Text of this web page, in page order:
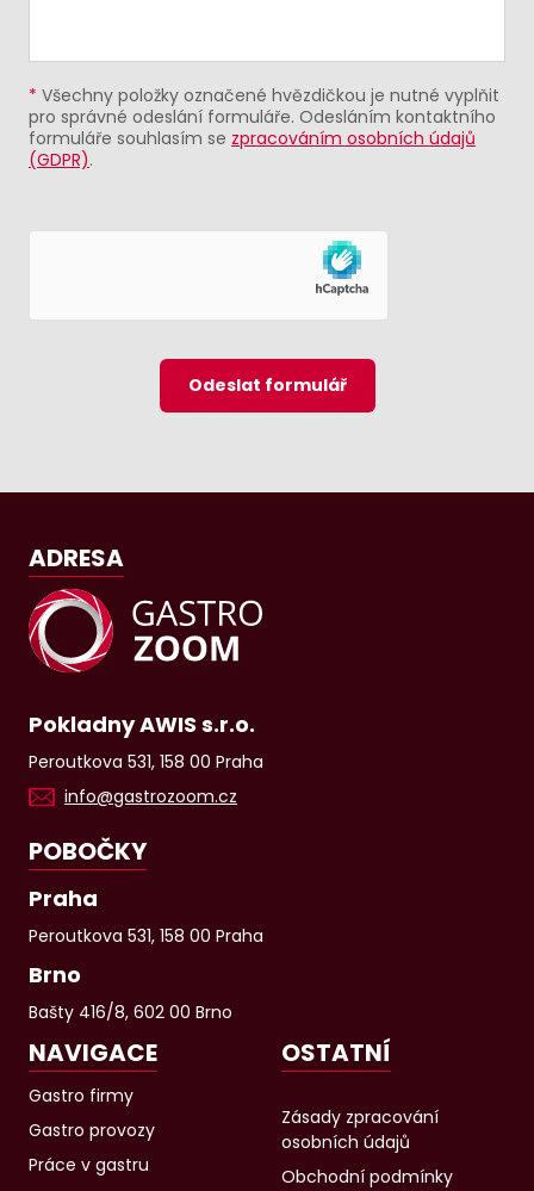
* Všechny položky označené hvězdičkou je nutné vyplňit
pro správné odeslání formuláře. Odesláním kontaktního
formuláře souhlasím se zpracováním osobních údajů
(GDPR).
Odeslat formulář
ADRESA
Pokladny AWIS s.r.o.
Peroutkova 531, 158 00 Praha
info@gastrozoom.cz
POBOČKY
Praha
Peroutkova 531, 158 00 Praha
Brno
Bašty 416/8, 602 00 Brno
NAVIGACE
Gastro firmy
Gastro provozy
Práce v gastru
OSTATNÍ
Zásady zpracování
osobních údajů
Obchodní podmínky